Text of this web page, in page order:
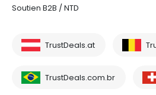
Soutien B2B / NTD
TrustDeals.at
TrustDeals.com.br